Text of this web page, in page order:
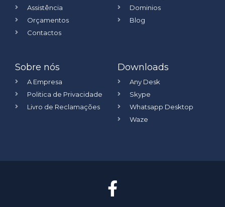
Assistência
Orçamentos
Contactos
Dominios
Blog
Sobre nós
A Empresa
Politica de Privacidade
Livro de Reclamações
Downloads
Any Desk
Skype
Whatsapp Desktop
Waze